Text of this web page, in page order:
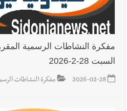
مفكرة النشاطات الرسمية
السبت 28-2-2026
2026-02-28 مفكرة النشاطات